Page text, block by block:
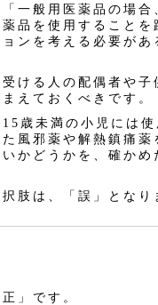
一般用医薬品の場合
品を使用することを
ンを考える必要があ
ける人の配偶者や子
えておくべきです。
歳未満の小児には使
風邪薬や解熱鎮痛薬
かどうかを、確かめ
肢は、「誤」となり
」です。